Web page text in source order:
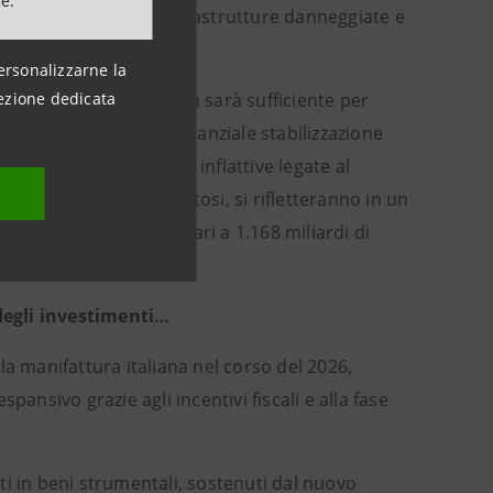
la
dedicata
risanamento delle infrastrutture danneggiate e
pertanto, non sarà sufficiente per
garantire una sostanziale stabilizzazione
le nuove tensioni inflattive legate al
più scarsi e costosi, si rifletteranno in un
complessivo 2026 pari a 1.168 miliardi di
investimenti…
manifattura italiana nel corso del 2026,
grazie agli incentivi fiscali e alla fase
in beni strumentali, sostenuti dal nuovo